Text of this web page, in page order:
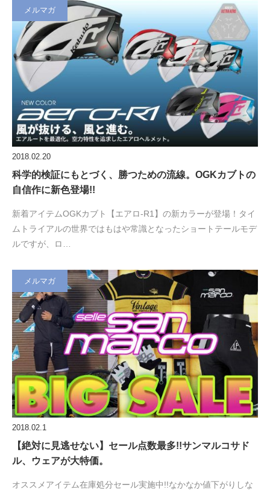
メルマガ
2018.02.20
科学的検証にもとづく、勝つための流線。OGKカブトの
自信作に新色登場!!
新着アイテムOGKカブト【エアロ-R1】の新カラーが登場！タイ
ムトライアルの世界ではもはや常識となったショートテールモデ
ルですが、ロ…
メルマガ
2018.02.1
【絶対に見逃せない】セール点数最多!!サンマルコサド
ル、ウェアが大特価。
オススメアイテム在庫処分セール実施中!!なかなか値下がりしな